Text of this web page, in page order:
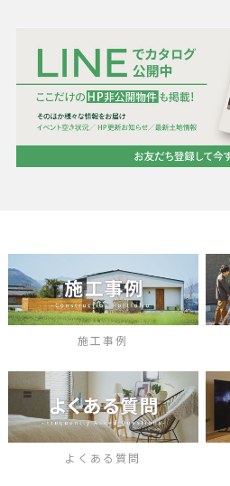
施工事例
よくある質問